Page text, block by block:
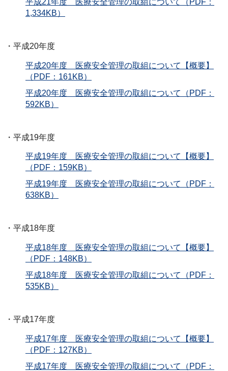
1,334KB）
・平成20年度
平成20年度 医療安全管理の取組について【概要】
（PDF：161KB）
平成20年度 医療安全管理の取組について（PDF：
592KB）
・平成19年度
平成19年度 医療安全管理の取組について【概要】
（PDF：159KB）
平成19年度 医療安全管理の取組について（PDF：
638KB）
・平成18年度
平成18年度 医療安全管理の取組について【概要】
（PDF：148KB）
平成18年度 医療安全管理の取組について（PDF：
535KB）
・平成17年度
平成17年度 医療安全管理の取組について【概要】
（PDF：127KB）
平成17年度 医療安全管理の取組について（PDF：